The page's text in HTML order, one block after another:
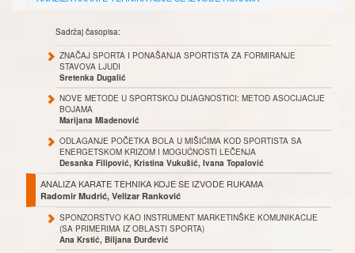
Sadržaj časopisa:
ZNAČAJ SPORTA I PONAŠANJA SPORTISTA ZA FORMIRANJE
STAVOVA LJUDI
Sretenka Dugalić
NOVE METODE U SPORTSKOJ DIJAGNOSTICI: METOD ASOCIJACIJE
BOJAMA
Marijana Mladenović
ODLAGANJE POČETKA BOLA U MIŠIĆIMA KOD SPORTISTA SA
ENERGETSKOM KRIZOM I MOGUĆNOSTI LEČENJA
Desanka Filipović, Kristina Vukušić, Ivana Topalović
ANALIZA KARATE TEHNIKA KOJE SE IZVODE RUKAMA
Radomir Mudrić, Velizar Ranković
SPONZORSTVO KAO INSTRUMENT MARKETINŠKE KOMUNIKACIJE
(SA PRIMERIMA IZ OBLASTI SPORTA)
Ana Krstić, Biljana Đurđević